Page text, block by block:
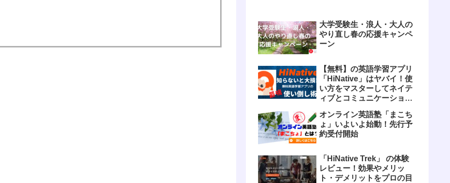
大学受験生・浪人・大人の
やり直し春の応援キャンペ
ーン
【無料】の英語学習アプリ
「HiNative」はヤバイ！使
い方をマスターしてネイテ
ィブとコミュニケーション
オンライン英語塾「まこち
ょ」いよいよ始動！先行予
約受付開始
「HiNative Trek」 の体験
レビュー！効果やメリッ
ト・デメリットをプロの目